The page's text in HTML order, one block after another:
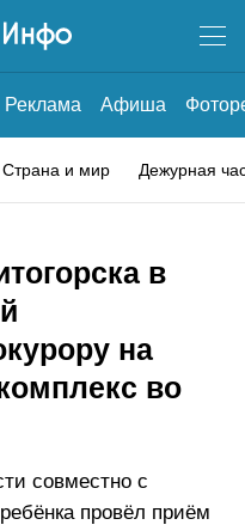
Реклама Афиша
Страна и мир Дежурная
в
на
во
совместно с
провёл приём